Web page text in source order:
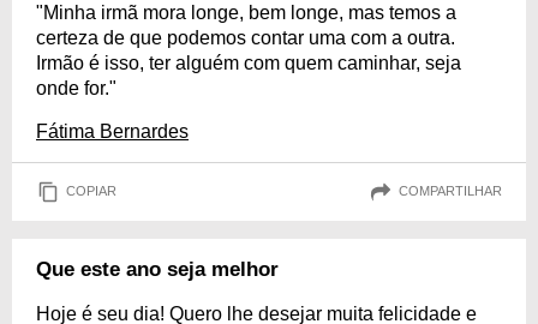
"Minha irmã mora longe, bem longe, mas temos a
certeza de que podemos contar uma com a outra.
Irmão é isso, ter alguém com quem caminhar, seja
onde for."
Fátima Bernardes
COPIAR COMPARTILHAR
Que este ano seja melhor
Hoje é seu dia! Quero lhe desejar muita felicidade e